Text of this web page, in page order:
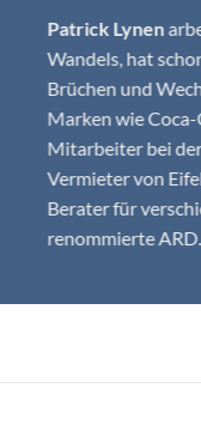
Patrick Lynen
Wandels, hat
Brüchen und
Marken wie Coca-
Mitarbeiter bei
Vermieter von
Berater für
renommierte